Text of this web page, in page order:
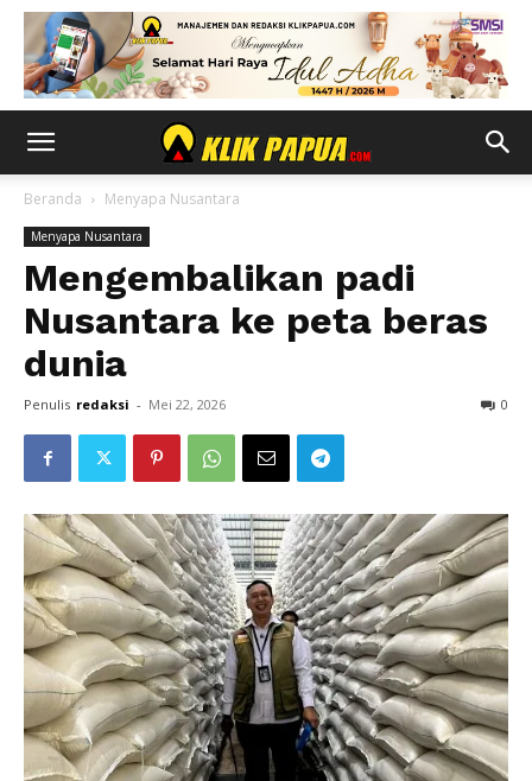
Beranda Menyapa Nusantara
Menyapa Nusantara
Mengembalikan padi
Nusantara ke peta beras
dunia
Penulis redaksi - Mei 22, 2026 0